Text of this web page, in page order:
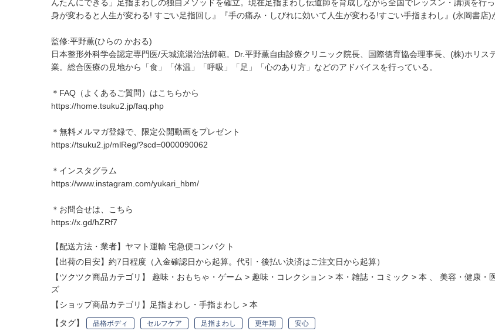
んたんにできる」足指まわしの独自メソッドを確立。現在足指まわし伝道師を育成しながら全国でレッスン・講演を行
身が変わると人生が変わる! すごい足指回し』『手の痛み・しびれに効いて人生が変わる!すごい手指まわし』(永岡書店)
監修:平野薫(ひらの かおる)
日本整形外科学会認定専門医/天城流湯治法師範。Dr.平野薫自由診療クリニック院長、国際徳育協会理事長、(株)ホリ
業。総合医療の見地から「食」「体温」「呼吸」「足」「心のあり方」などのアドバイスを行っている。
＊FAQ（よくあるご質問）はこちらから
https://home.tsuku2.jp/faq.php
＊無料メルマガ登録で、限定公開動画をプレゼント
https://tsuku2.jp/mlReg/?scd=0000090062
＊インスタグラム
https://www.instagram.com/yukari_hbm/
＊お問合せは、こちら
https://x.gd/hZRf7
【配送方法・業者】ヤマト運輸 宅急便コンパクト
【出荷の目安】約7日程度（入金確認日から起算。代引・後払い決済はご注文日から起算）
【ツクツク商品カテゴリ】 趣味・おもちゃ・ゲーム > 趣味・コレクション > 本・雑誌・コミック > 本 美容・健康・
ズ
【ショップ商品カテゴリ】
足指まわし・手指まわし > 本
【タグ】
品格ボディ セルフケア 足指まわし 更年期 安心